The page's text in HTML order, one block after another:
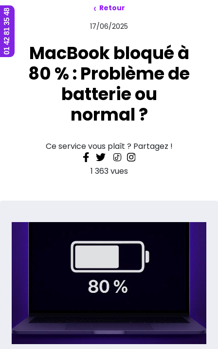
‹ Retour
17/06/2025
MacBook bloqué à
80 % : Problème de
batterie ou
normal ?
Ce service vous plaît ? Partagez !
1 363 vues
01 42 81 35 48